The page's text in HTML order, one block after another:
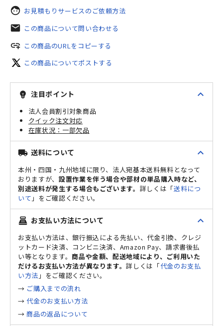
face お見積もりサービスのご依頼方法
mail この商品について問い合わせる
add_link この商品のURLをコピーする
この商品についてポストする
emoji_objects 注目ポイント expand_less
法人会員割引対象商品
クイック注文対応
一部欠品
local_shipping 送料について expand_less
本州・四国・九州地域に限り、法人宛基本送料無料となって
おりますが、 設置作業を伴う場合や部材の単品購入時など、
別途送料が発生する場合もございます。 詳しくは「送料につ
いて 」をご確認ください。
point_of_sale お支払い方法について expand_less
お支払い方法は、銀行振込による先払い、代金引換、クレジ
ットカード決済、コンビニ決済、Amazon Pay、請求書後払
い等となります。商品や金額、配送地域により、ご利用いた
だけるお支払い方法が異なります。詳しくは「代金のお支払
い方法 」をご確認ください。
→ ご購入までの流れ
→代金のお支払い方法
→ 商品の返品について